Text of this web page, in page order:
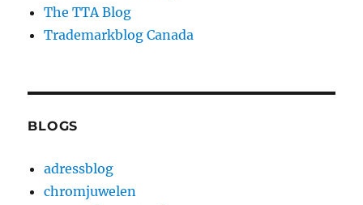
The TTA Blog
Trademarkblog Canada
BLOGS
adressblog
chromjuwelen